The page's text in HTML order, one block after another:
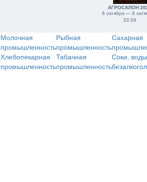
АГРОСАЛОН
6 октября — 9
23:59
Молочная
промышленность
Рыбная
промышленность
Сахарная
Хлебопекарная
промышленность
Табачная
промышленность
Соки,